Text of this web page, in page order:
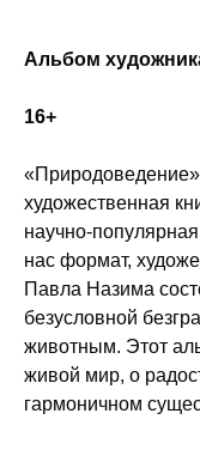
Альбом
16+
«Природоведение»
художественная
научно-
нас формат,
Павла Назима
безусловной
животным. Этот
живой мир, о
гармоничном